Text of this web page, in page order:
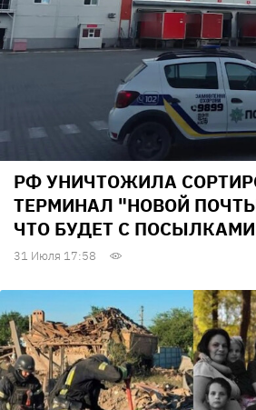
РФ УНИЧТОЖИЛА
ТЕРМИНАЛ "НОВОЙ
ЧТО БУДЕТ С ПОСЫЛКАМИ
31 Июля 17:58